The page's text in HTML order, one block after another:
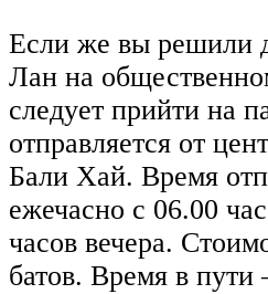
Если же вы решили
Лан на
следует прийти на
отправляется от
Бали Хай. Время
ежечасно с 06.00
часов вечера.
батов. Время в пути